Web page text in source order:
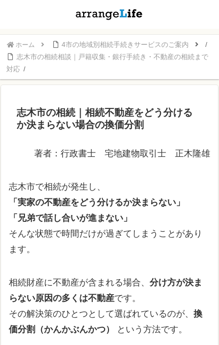
ホーム
4市の地域別相続手続きサービスのご案内
志木市の相続相談｜戸籍収集・銀行手続き・不動産の相続まで
対応
志木市の相続｜相続不動産をどう分ける
か決まらない場合の換価分割
著者：行政書士 宅地建物取引士 正木隆雄
志木市で相続が発生し、
「実家の不動産をどう分けるか決まらない」
「兄弟で話し合いが進まない」
そんな状態で時間だけが過ぎてしまうことがあり
ます。
相続財産に不動産が含まれる場合、分け方が決ま
らない原因の多くは不動産です。
その解決策のひとつとして選ばれているのが、換
価分割（かんかぶんかつ）
という方法です。